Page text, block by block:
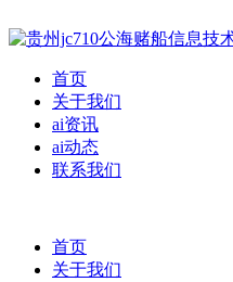
首页
关于我们
ai资讯
ai动态
联系我们
首页
关于我们